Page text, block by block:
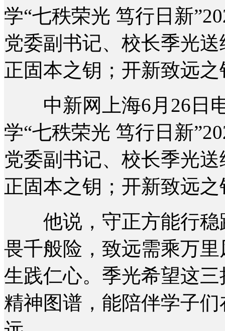
学“七秩荣光 笃行日新
党委副书记、校长季光
正固本之钥；开新致远
中新网上海6月26日电
学“七秩荣光 笃行日新
党委副书记、校长季光
正固本之钥；开新致远
他说，守正方能行稳
畏千般险，致远需乘万
生践仁心。季光希望这
精神图谱，能陪伴学子